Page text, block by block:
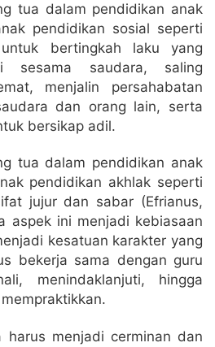
tua dalam pendidikan anak
pendidikan sosial seperti
bertingkah laku yang
sesama saudara, saling
menjalin persahabatan
dan orang lain, serta
bersikap adil.
tua dalam pendidikan anak
pendidikan akhlak seperti
jujur dan sabar (Efrianus,
aspek ini menjadi kebiasaan
kesatuan karakter yang
bekerja sama dengan guru
menindaklanjuti, hingga
harus menjadi cerminan dan